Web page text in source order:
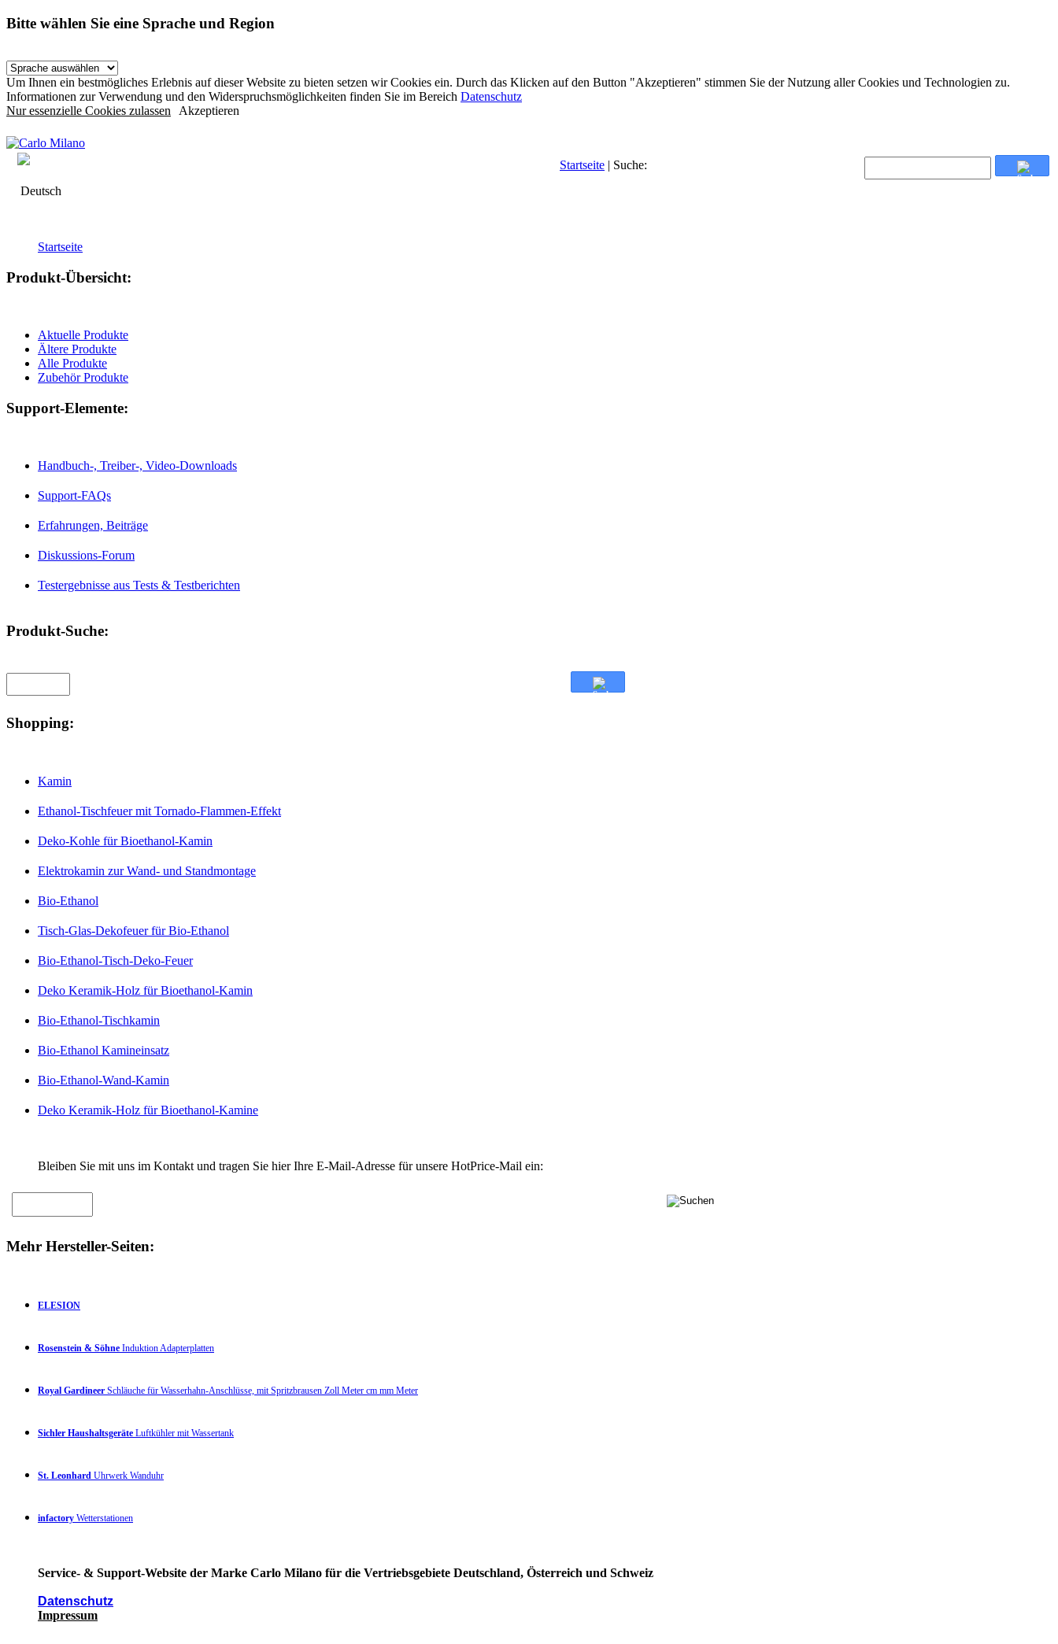
Bitte wählen Sie eine Sprache und Region
Um Ihnen ein bestmögliches Erlebnis auf dieser Website zu bieten setzen wir Cookies ein. Durch das Klicken auf den Button "Akzeptieren" stimmen Sie der Nutzung aller Cookies und Technologien zu.
Informationen zur Verwendung und den Widerspruchsmöglichkeiten finden Sie im Bereich Datenschutz
Nur essenzielle Cookies zulassen Akzeptieren
Deutsch
Startseite | Suche:
Startseite
Produkt-Übersicht:
Aktuelle Produkte
Ältere Produkte
Alle Produkte
Zubehör Produkte
Support-Elemente:
Handbuch-, Treiber-, Video-Downloads
Support-FAQs
Erfahrungen, Beiträge
Diskussions-Forum
Testergebnisse aus Tests & Testberichten
Produkt-Suche:
Shopping:
Kamin
Ethanol-Tischfeuer mit Tornado-Flammen-Effekt
Deko-Kohle für Bioethanol-Kamin
Elektrokamin zur Wand- und Standmontage
Bio-Ethanol
Tisch-Glas-Dekofeuer für Bio-Ethanol
Bio-Ethanol-Tisch-Deko-Feuer
Deko Keramik-Holz für Bioethanol-Kamin
Bio-Ethanol-Tischkamin
Bio-Ethanol Kamineinsatz
Bio-Ethanol-Wand-Kamin
Deko Keramik-Holz für Bioethanol-Kamine
Bleiben Sie mit uns im Kontakt und tragen Sie hier Ihre E-Mail-Adresse für unsere HotPrice-Mail ein:
Mehr Hersteller-Seiten:
ELESION
Rosenstein & Söhne Induktion Adapterplatten
Royal Gardineer Schläuche für Wasserhahn-Anschlüsse, mit Spritzbrausen Zoll Meter cm mm Meter
Sichler Haushaltsgeräte Luftkühler mit Wassertank
St. Leonhard Uhrwerk Wanduhr
infactory Wetterstationen
Service- & Support-Website der Marke Carlo Milano für die Vertriebsgebiete Deutschland, Österreich und Schweiz
Datenschutz
Impressum